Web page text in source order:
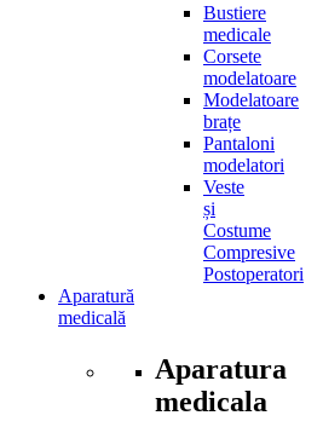
Bustiere
medicale
Corsete
modelatoare
Modelatoare
brațe
Pantaloni
modelatori
Veste
și
Costume
Compresive
Postoperatori
Aparatură
medicală
Aparatura
medicala